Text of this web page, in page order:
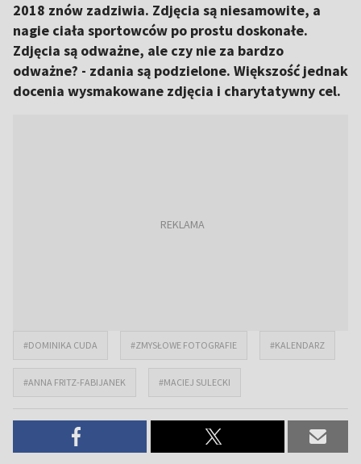
2018 znów zadziwia. Zdjęcia są niesamowite, a
nagie ciała sportowców po prostu doskonałe.
Zdjęcia są odważne, ale czy nie za bardzo
odważne? - zdania są podzielone. Większość jednak
docenia wysmakowane zdjęcia i charytatywny cel.
#DOMINIKA CUDA #ZMYSŁOWE FOTOGRAFIE #KALENDARZ
#ANNA FRITZ-FABIJANEK #MACIEJ SULECKI